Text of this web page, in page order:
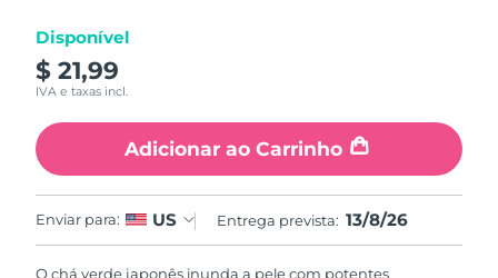
Disponível
$ 21,99
IVA e taxas incl.
Adicionar ao Carrinho
Enviar para: US Entrega prevista: 13/8/26
O chá verde japonês inunda a pele com potentes
Macau, RAE da
China
Malásia Entrega prevista 8/15/26
Malta Entrega prevista8/12/26